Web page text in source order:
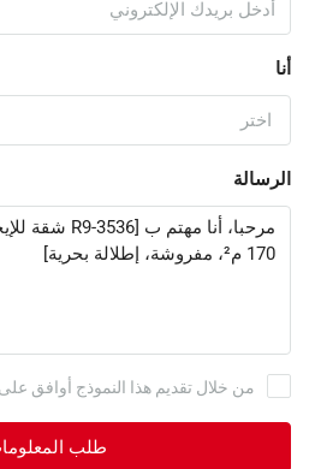
أنا
اختر
الرسالة
من خلال تقديم هذا النموذج أوافق على
طلب